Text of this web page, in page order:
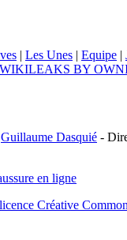
| Les Unes | Equipe |
WIKILEAKS BY
Guillaume Dasquié -
en ligne
licence Créative